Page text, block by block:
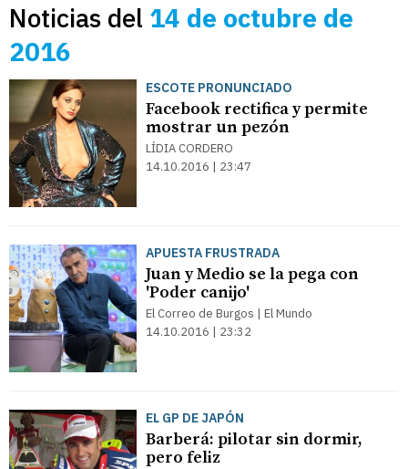
Noticias del 14 de octubre de
2016
ESCOTE PRONUNCIADO
Facebook rectifica y permite
mostrar un pezón
LÍDIA CORDERO
14.10.2016 | 23:47
APUESTA FRUSTRADA
Juan y Medio se la pega con
'Poder canijo'
El Correo de Burgos | El Mundo
14.10.2016 | 23:32
EL GP DE JAPÓN
Barberá: pilotar sin dormir,
pero feliz